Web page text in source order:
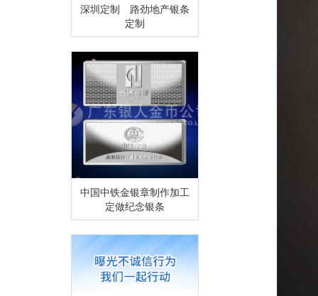
深圳定制 路劲地产银条
定制
中国中铁金银章制作加工
定做纪念银条